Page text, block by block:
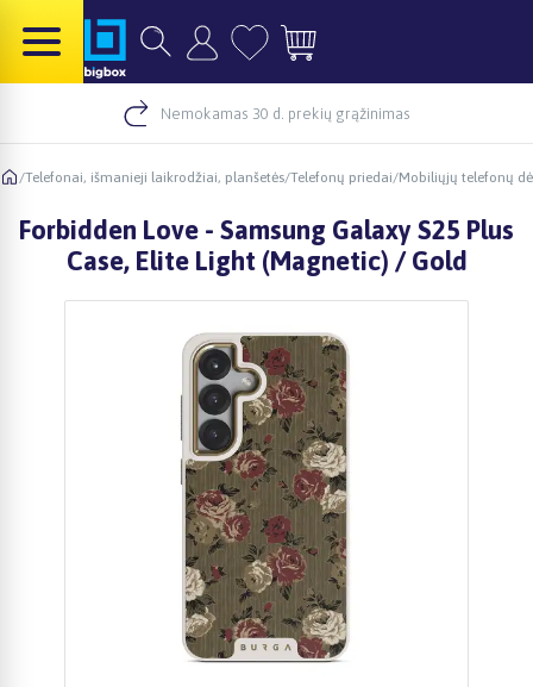
Nemokamas 30 d. prekių grąžinimas
/Telefonai, išmanieji laikrodžiai, planšetės/Telefonų priedai/Mobiliųjų telefonų
Forbidden Love - Samsung Galaxy S25 Plus
Case, Elite Light (Magnetic) / Gold